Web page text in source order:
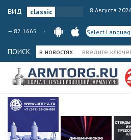
вид 8 Августа
— 82.1665 Select
ПОИСК в новостях